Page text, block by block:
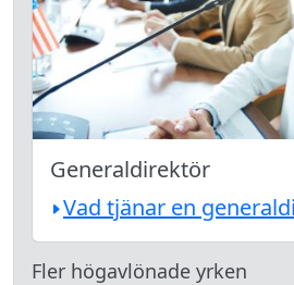
Generaldirektör
Vad tjänar en
Fler högavlönade yrken